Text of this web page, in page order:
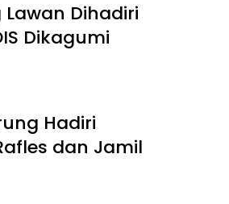
Dihadiri
Dikagumi
Hadiri
dan Jamil